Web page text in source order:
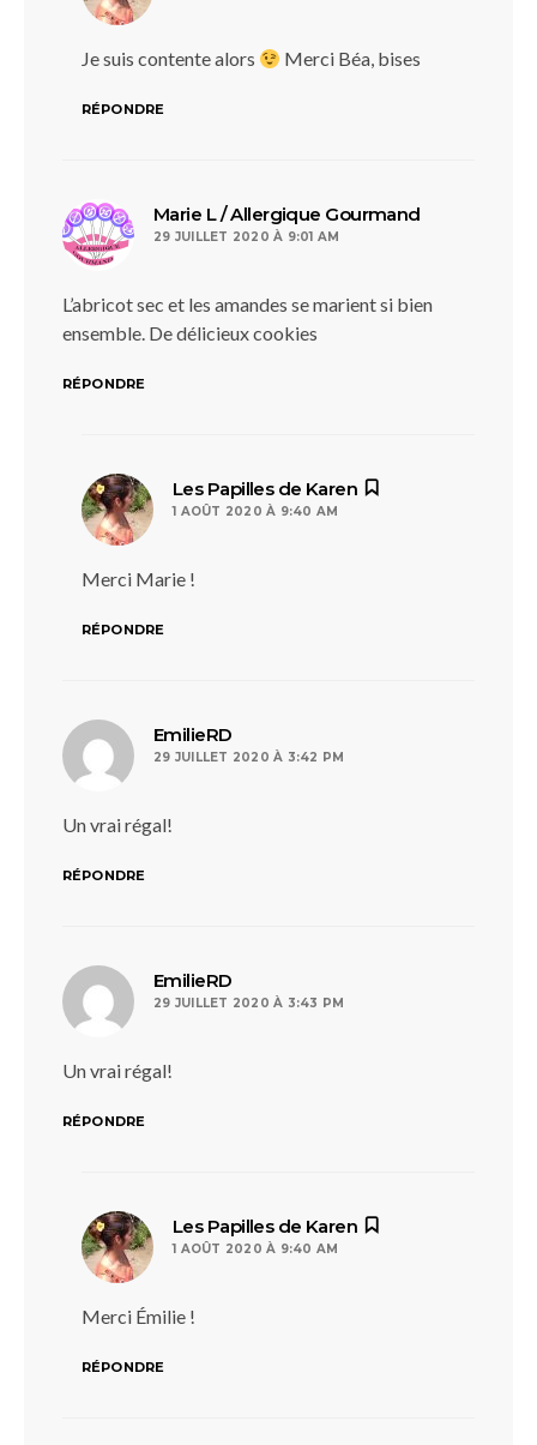
Je suis contente alors Merci Béa, bises
RÉPONDRE
Marie L / Allergique Gourmand
29 JUILLET 2020 À 9:01 AM
L’abricot sec et les amandes se marient si bien
ensemble. De délicieux cookies
RÉPONDRE
Les Papilles de Karen
1 AOÛT 2020 À 9:40 AM
Merci Marie !
RÉPONDRE
EmilieRD
29 JUILLET 2020 À 3:42 PM
Un vrai régal!
RÉPONDRE
EmilieRD
29 JUILLET 2020 À 3:43 PM
Un vrai régal!
RÉPONDRE
Les Papilles de Karen
1 AOÛT 2020 À 9:40 AM
Merci Émilie !
RÉPONDRE